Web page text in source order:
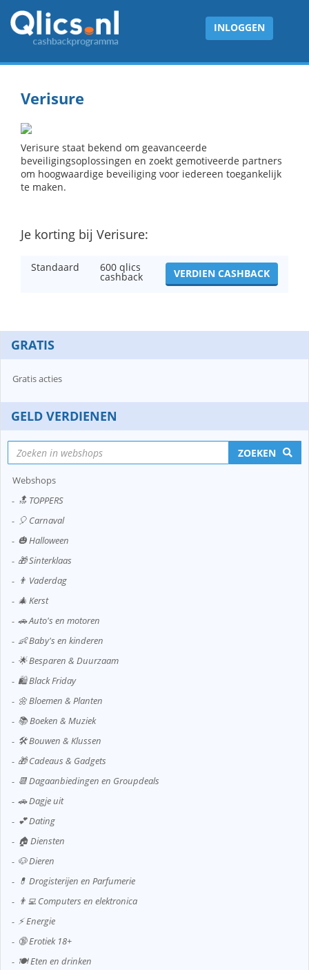
INLOGGEN
Verisure
Verisure staat bekend om geavanceerde
beveiligingsoplossingen en zoekt gemotiveerde partners
om hoogwaardige beveiliging voor iedereen toegankelijk
te maken.
Je korting bij Verisure:
Standaard 600 qlics
cashback VERDIEN CASHBACK
GRATIS
Gratis acties
GELD VERDIENEN
ZOEKEN
Webshops
🔝 TOPPERS
🎈 Carnaval
🎃 Halloween
🎁 Sinterklaas
👨 Vaderdag
🎄 Kerst
🚗 Auto's en motoren
👶 Baby's en kinderen
🌟 Besparen & Duurzaam
🛍️ Black Friday
🌼 Bloemen & Planten
📚 Boeken & Muziek
🛠️ Bouwen & Klussen
🎁 Cadeaus & Gadgets
📆 Dagaanbiedingen en Groupdeals
🚗 Dagje uit
💕 Dating
🏠 Diensten
🐶 Dieren
💊 Drogisterijen en Parfumerie
👨‍💻 Computers en elektronica
⚡ Energie
🔞 Erotiek 18+
🍽️ Eten en drinken